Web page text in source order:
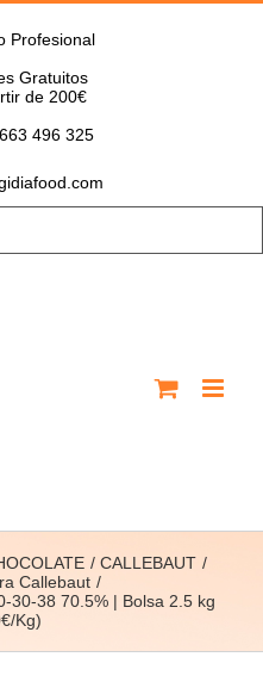
Profesional
Gratuitos
de 200€
496 325
CALLEBAUT
Callebaut
30-38 70.5% | Bolsa 2.5 kg
Kg)